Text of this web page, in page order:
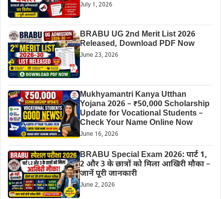
July 1, 2026
BRABU UG 2nd Merit List 2026
Released, Download PDF Now
June 23, 2026
Mukhyamantri Kanya Utthan
Yojana 2026 – ₹50,000 Scholarship
Update for Vocational Students –
Check Your Name Online Now
June 16, 2026
BRABU Special Exam 2026: पार्ट 1,
2 और 3 के छात्रों को मिला आखिरी मौका –
जानें पूरी जानकारी
June 2, 2026